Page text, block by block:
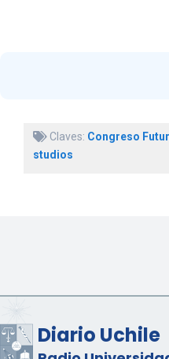
Claves: Congreso
studios
Diario Uchile